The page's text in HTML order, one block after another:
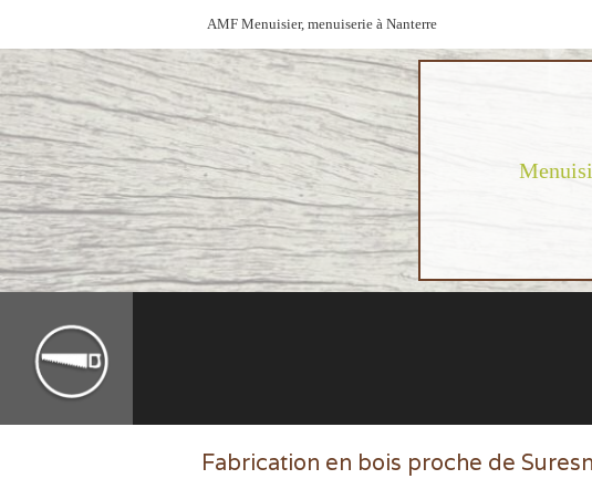
AMF Menuisier, menuiserie à Nanterre
Fabrication en bois proche de